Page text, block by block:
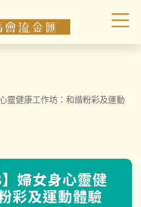
靈健康工作坊：和諧粉彩及運動
婦女身心靈健
彩及運動體驗